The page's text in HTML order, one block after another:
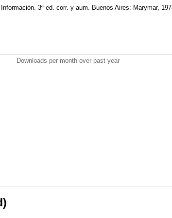
3ª ed. corr. y aum. Buenos Aires: Marymar,
Downloads per month over past year